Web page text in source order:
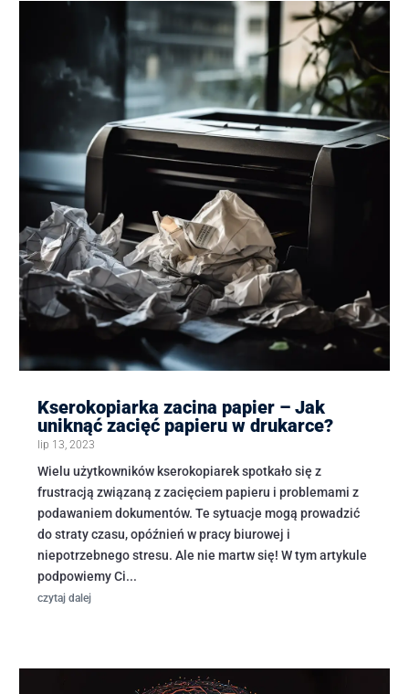
Kserokopiarka zacina papier – Jak
uniknąć zacięć papieru w drukarce?
lip 13, 2023
Wielu użytkowników kserokopiarek spotkało się z
frustracją związaną z zacięciem papieru i problemami z
podawaniem dokumentów. Te sytuacje mogą prowadzić
do straty czasu, opóźnień w pracy biurowej i
niepotrzebnego stresu. Ale nie martw się! W tym artykule
podpowiemy Ci...
czytaj dalej